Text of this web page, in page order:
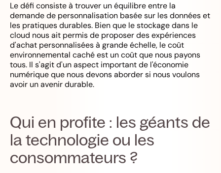
Le défi consiste à trouver un équilibre entre la
demande de personnalisation basée sur les données et
les pratiques durables. Bien que le stockage dans le
cloud nous ait permis de proposer des expériences
d'achat personnalisées à grande échelle, le coût
environnemental caché est un coût que nous payons
tous. Il s'agit d'un aspect important de l'économie
numérique que nous devons aborder si nous voulons
avoir un avenir durable.
Qui en profite : les géants de
la technologie ou les
consommateurs ?